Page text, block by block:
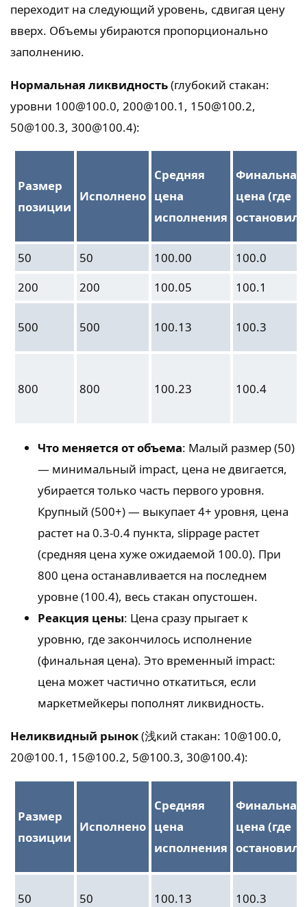
переходит на следующий уровень, сдвигая цену
вверх. Объемы убираются пропорционально
заполнению.
Нормальная ликвидность(глубокий стакан:
уровни 100@100.0, 200@100.1, 150@100.2,
50@100.3, 300@100.4):
Размер
позиции
Исполнено
Средняя
цена
исполнения
Финальная
цена (где
50 50 100.00
100.0
200
200 100.05 100.1
500 500 100.13 100.3
800 800 100.23 100.4
Что меняется от объема: Малый размер (50)
— минимальный impact, цена не двигается,
убирается только часть первого уровня.
Крупный (500+) — выкупает 4+ уровня, цена
растет на 0.3-0.4 пункта, slippage растет
(средняя цена хуже ожидаемой 100.0). При
800 цена останавливается на последнем
уровне (100.4), весь стакан опустошен.
Реакция цены: Цена сразу прыгает к
уровню, где закончилось исполнение
(финальная цена). Это временный impact:
цена может частично откатиться, если
маркетмейкеры пополнят ликвидность.
Неликвидный рынок(浅кий стакан: 10@100.0,
20@100.1, 15@100.2, 5@100.3, 30@100.4):
Размер
позиции
Исполнено
Средняя
цена
исполнения
Финальная
цена (где
50 50 100.13 100.3